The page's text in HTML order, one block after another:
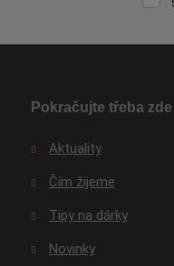
Pokračujte třeba zde
Aktuality
Čím žijeme
Tipy na dárky
Novinky